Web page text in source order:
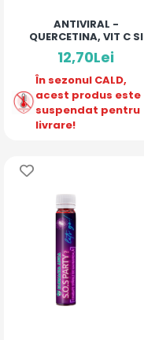
ANTIVIRAL -
QUERCETINA, VIT C SI
CISTUS 15 ANI +
12,70Lei
În sezonul CALD,
acest produs este
suspendat pentru
livrare!